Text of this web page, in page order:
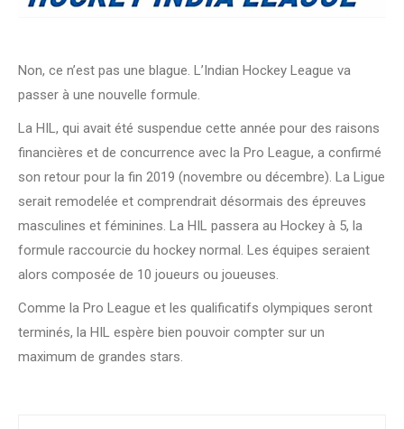
Non, ce n’est pas une blague. L’Indian Hockey League va
passer à une nouvelle formule.
La HIL, qui avait été suspendue cette année pour des raisons
financières et de concurrence avec la Pro League, a confirmé
son retour pour la fin 2019 (novembre ou décembre). La Ligue
serait remodelée et comprendrait désormais des épreuves
masculines et féminines. La HIL passera au Hockey à 5, la
formule raccourcie du hockey normal. Les équipes seraient
alors composée de 10 joueurs ou joueuses.
Comme la Pro League et les qualificatifs olympiques seront
terminés, la HIL espère bien pouvoir compter sur un
maximum de grandes stars.